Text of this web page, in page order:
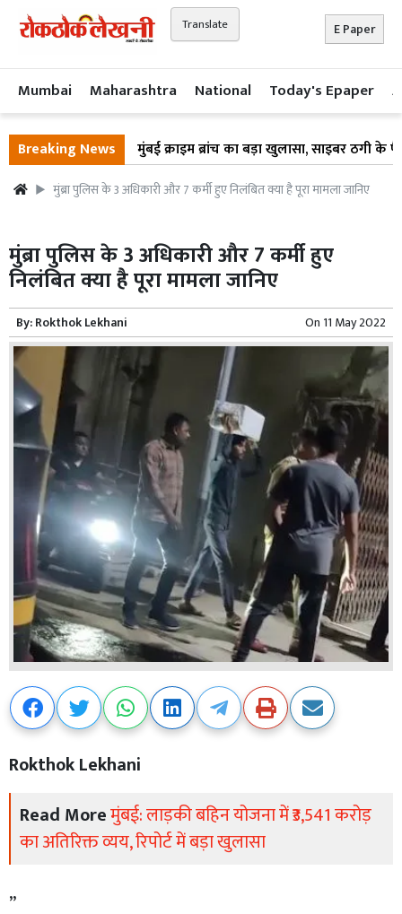
Translate E Paper
Mumbai Maharashtra National Today's Epaper
Breaking News मुंबई क्राइम ब्रांच का बड़ा खुलासा, साइबर ठगी के
मुंब्रा पुलिस के 3 अधिकारी और 7 कर्मी हुए निलंबित क्या है पूरा मामला जानिए
मुंब्रा पुलिस के 3 अधिकारी और 7 कर्मी हुए
निलंबित क्या है पूरा मामला जानिए
By:Rokthok Lekhani On 11 May 2022
Rokthok Lekhani
Read Moreमुंबई: लाड़की बहिन योजना में ₹3,541 करोड़
का अतिरिक्त व्यय, रिपोर्ट में बड़ा खुलासा
,,